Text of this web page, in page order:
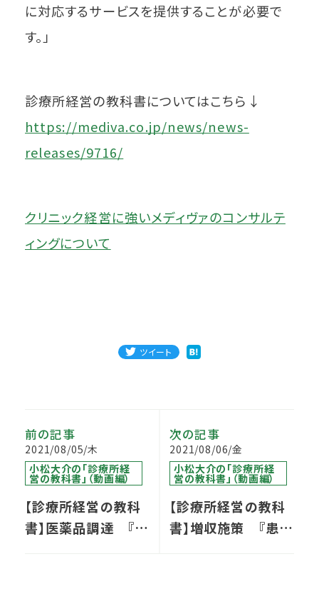
に対応するサービスを提供することが必要で
す。」
診療所経営の教科書についてはこちら↓
https://mediva.co.jp/news/news-
releases/9716/
クリニック経営に強いメディヴァのコンサルテ
ィングについて
ツイート
前の記事
2021/08/05/木
小松大介の「診療所経
営の教科書」（動画編）
【診療所経営の教科
書】医薬品調達 『医
次の記事
2021/08/06/金
小松大介の「診療所経
営の教科書」（動画編）
【診療所経営の教科
書】増収施策 『患者